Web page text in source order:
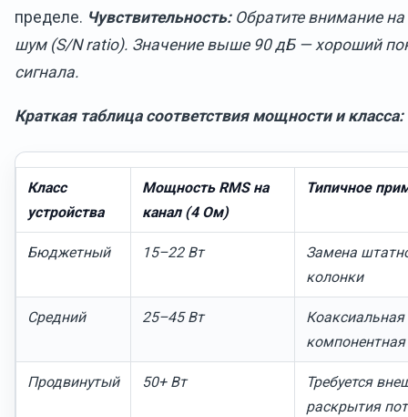
пределе. Чувствительность:Обратите внимание
шум (S/N ratio). Значение выше 90 дБ — хороший
сигнала.
Краткая таблица соответствия мощности и класса:
Класс
устройства
Мощность RMS на
канал (4 Ом)
Типичное
Бюджетный 15–22 Вт
Замена
колонки
Средний 25–45 Вт
компонентная
Продвинутый 50+ Вт
Требуется
раскрытия